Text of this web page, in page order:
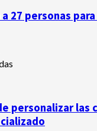
27 personas
personalizar las